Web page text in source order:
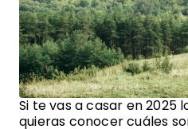
Si te vas a casar en 2025
quieras conocer cuáles